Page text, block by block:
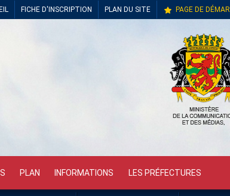
PAGE DE
PLAN DU SITE
FICHE D'INSCRIPTION
PLAN INFORMATIONS LES PRÉFECTURES